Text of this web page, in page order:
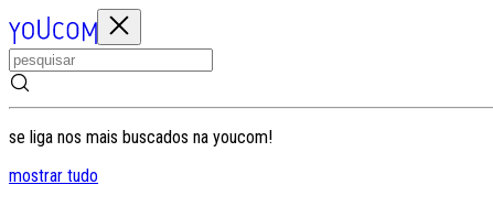
se liga nos mais buscados na youcom!
mostrar tudo